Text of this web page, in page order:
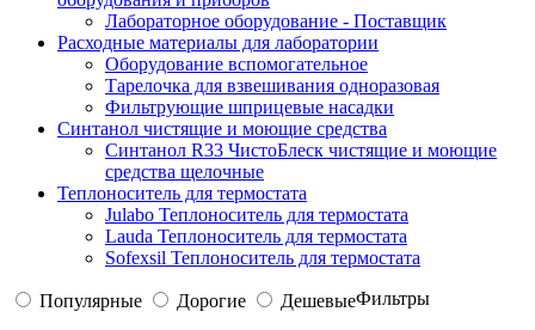
Лабораторное оборудование - Поставщик
Расходные материалы для лаборатории
Оборудование вспомогательное
Тарелочка для взвешивания одноразовая
Фильтрующие шприцевые насадки
Синтанол чистящие и моющие средства
Синтанол R33 ЧистоБлеск чистящие и моющие
средства щелочные
Теплоноситель для термостата
Julabo Теплоноситель для термостата
Lauda Теплоноситель для термостата
Sofexsil Теплоноситель для термостата
Популярные Дорогие ДешевыеФильтры